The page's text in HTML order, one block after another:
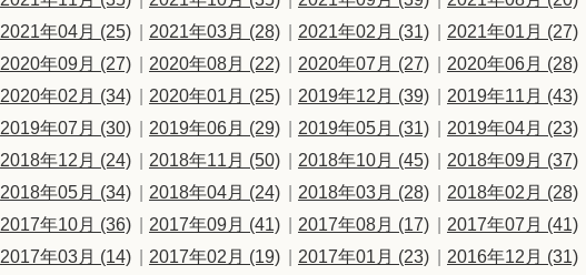
2021年04月 (25) 2021年03月 (28) 2021年02月 (31) 2021年01月 (27)
2020年09月 (27) 2020年08月 (22) 2020年07月 (27) 2020年06月 (28)
2020年02月 (34) 2020年01月 (25) 2019年12月 (39) 2019年11月 (43)
2019年07月 (30) 2019年06月 (29) 2019年05月 (31) 2019年04月 (23)
2018年12月 (24) 2018年11月 (50) 2018年10月 (45) 2018年09月 (37)
2018年05月 (34) 2018年04月 (24) 2018年03月 (28) 2018年02月 (28)
2017年10月 (36) 2017年09月 (41) 2017年08月 (17) 2017年07月 (41)
2017年03月 (14) 2017年02月 (19) 2017年01月 (23) 2016年12月 (31)